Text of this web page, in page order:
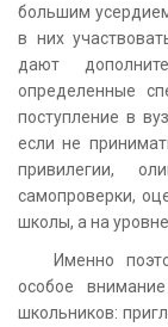
большим
в них
дают
определенные
поступление в
если не
привилегии,
самопроверки,
школы, а на
Именно
особое
школьников: